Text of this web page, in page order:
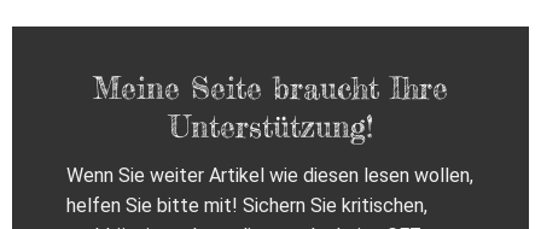
Meine Seite braucht Ihre
Unterstützung!
Wenn Sie weiter Artikel wie diesen lesen wollen,
helfen Sie bitte mit! Sichern Sie kritischen,